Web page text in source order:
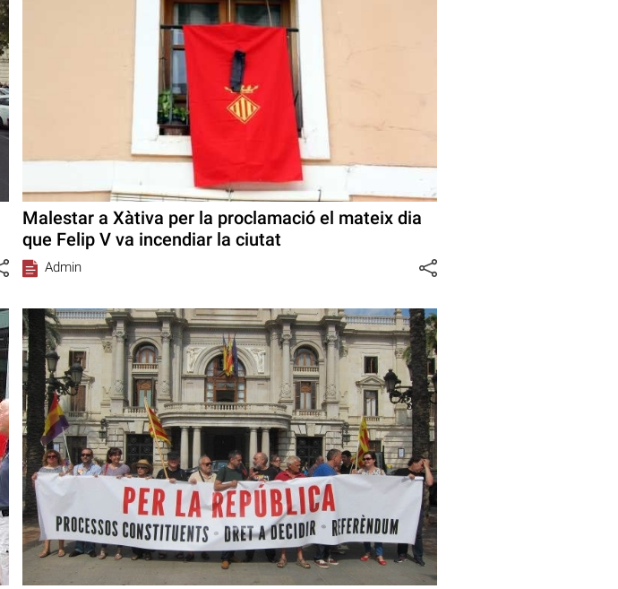
Malestar a Xàtiva per la proclamació el mateix dia
que Felip V va incendiar la ciutat
Admin